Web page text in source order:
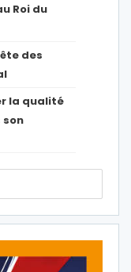
Roi du
des
la qualité
son